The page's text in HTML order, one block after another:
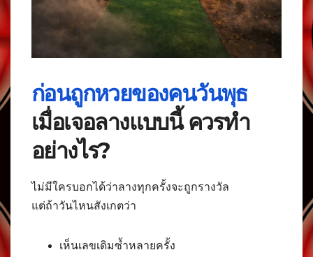
ก่อนถูกหวยของคนวันพุธ
เมื่อเจอลางแบบนี้ ควรทำ
อย่างไร?
ไม่มีใครบอกได้ว่าลางทุกครั้งจะถูกรางวัล
แต่ถ้าวันไหนสังเกตว่า
เห็นเลขเดิมซ้ำหลายครั้ง